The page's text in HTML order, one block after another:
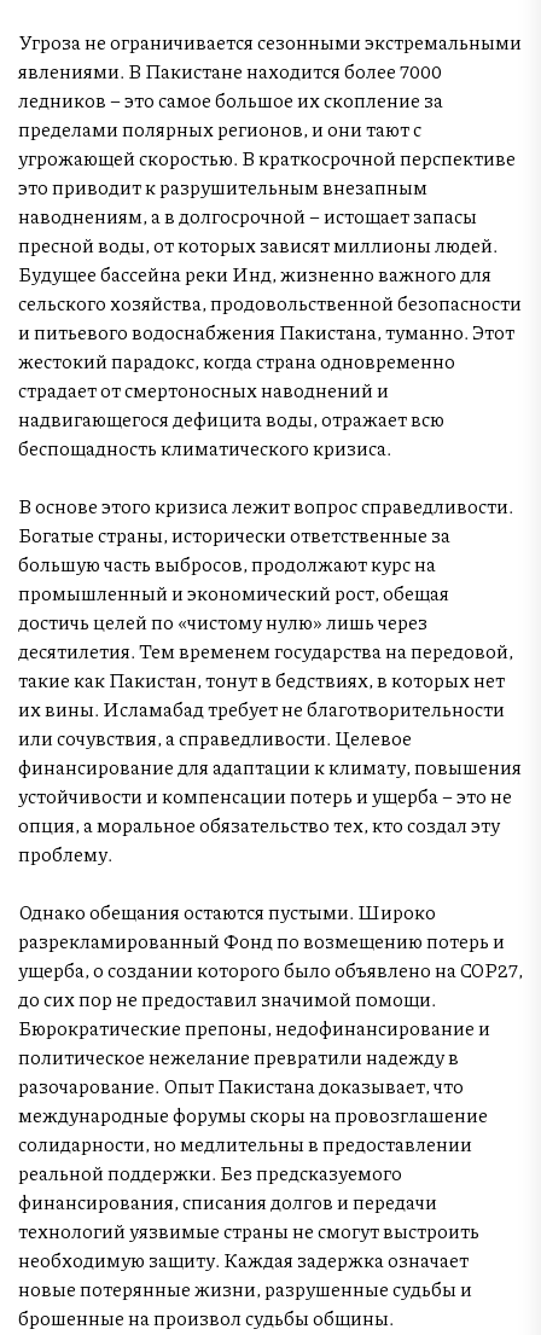
Угроза не ограничивается сезонными экстремальными
явлениями. В Пакистане находится более 7000
ледников – это самое большое их скопление за
пределами полярных регионов, и они тают с
угрожающей скоростью. В краткосрочной перспективе
это приводит к разрушительным внезапным
наводнениям, а в долгосрочной – истощает запасы
пресной воды, от которых зависят миллионы людей.
Будущее бассейна реки Инд, жизненно важного для
сельского хозяйства, продовольственной безопасности
и питьевого водоснабжения Пакистана, туманно. Этот
жестокий парадокс, когда страна одновременно
страдает от смертоносных наводнений и
надвигающегося дефицита воды, отражает всю
беспощадность климатического кризиса.
В основе этого кризиса лежит вопрос справедливости.
Богатые страны, исторически ответственные за
большую часть выбросов, продолжают курс на
промышленный и экономический рост, обещая
достичь целей по «чистому нулю» лишь через
десятилетия. Тем временем государства на передовой,
такие как Пакистан, тонут в бедствиях, в которых нет
их вины. Исламабад требует не благотворительности
или сочувствия, а справедливости. Целевое
финансирование для адаптации к климату, повышения
устойчивости и компенсации потерь и ущерба – это не
опция, а моральное обязательство тех, кто создал эту
проблему.
Однако обещания остаются пустыми. Широко
разрекламированный Фонд по возмещению потерь и
ущерба, о создании которого было объявлено на COP27,
до сих пор не предоставил значимой помощи.
Бюрократические препоны, недофинансирование и
политическое нежелание превратили надежду в
разочарование. Опыт Пакистана доказывает, что
международные форумы скоры на провозглашение
солидарности, но медлительны в предоставлении
реальной поддержки. Без предсказуемого
финансирования, списания долгов и передачи
технологий уязвимые страны не смогут выстроить
необходимую защиту. Каждая задержка означает
новые потерянные жизни, разрушенные судьбы и
брошенные на произвол судьбы общины.